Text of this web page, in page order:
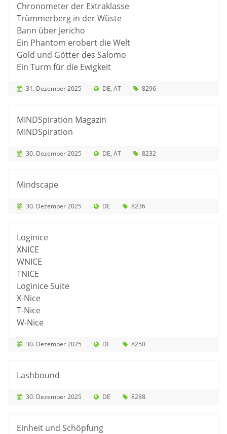
Chronometer der Extraklasse
Trümmerberg in der Wüste
Bann über Jericho
Ein Phantom erobert die Welt
Gold und Götter des Salomo
Ein Turm für die Ewigkeit
31. Dezember 2025 DE AT 8296
MINDSpiration Magazin
MINDSpiration
30. Dezember 2025 DE AT 8232
Mindscape
30. Dezember 2025 DE 8236
Loginice
XNICE
WNICE
TNICE
Loginice Suite
X-Nice
T-Nice
W-Nice
30. Dezember 2025 DE 8250
Lashbound
30. Dezember 2025 DE 8288
Einheit und Schöpfung